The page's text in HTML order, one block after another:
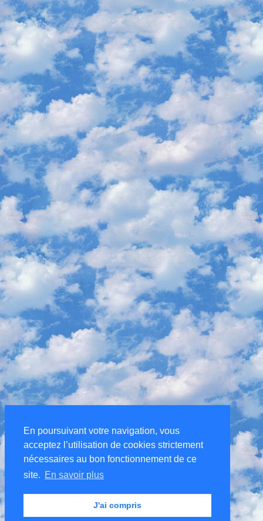
En poursuivant votre navigation, vous
acceptez l’utilisation de cookies strictement
nécessaires au bon fonctionnement de ce
site. En savoir plus
J'ai compris